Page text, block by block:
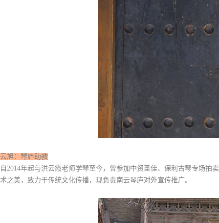
云旭 ：琴庐助教
自2014年起与洪云霞老师学琴至今，曾参加中贸圣佳、保利古琴专场
术之美，致力于传统文化传播，现负责南云琴庐对外宣传推广。